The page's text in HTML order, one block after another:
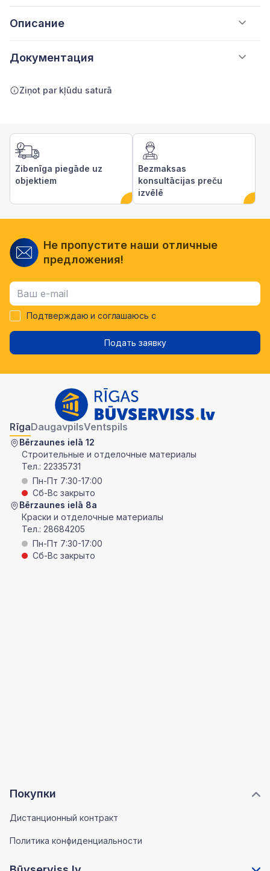
Описание
Документация
Ziņot par kļūdu saturā
Zibenīga piegāde uz
objektiem
Bezmaksas
konsultācijas preču
izvēlē
Не пропустите наши отличные
предложения!
Подтверждаю и соглашаюсь с
Подать заявку
Покупки
Дистанционный контракт
Политика конфиденциальности
RīgaDaugavpilsVentspils
Bērzaunes ielā 12
Строительные и отделочные материалы
Тел.: 22335731
Пн-Пт 7:30-17:00
Сб-Вс закрыто
Bērzaunes ielā 8a
Краски и отделочные материалы
Тел.: 28684205
Пн-Пт 7:30-17:00
Сб-Вс закрыто